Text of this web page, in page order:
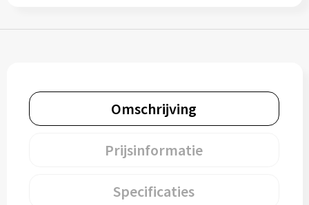
Omschrijving
Prijsinformatie
Specificaties